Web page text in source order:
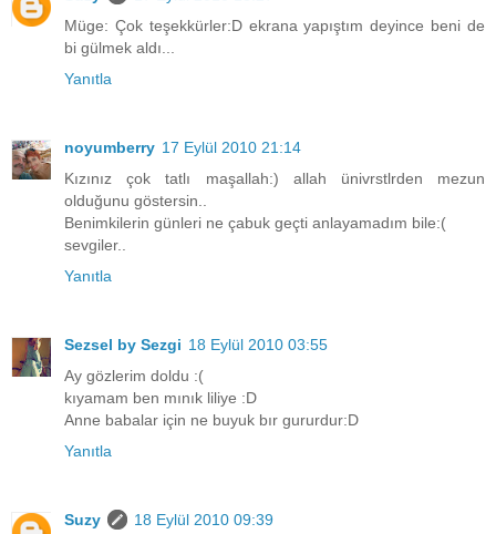
Müge: Çok teşekkürler:D ekrana yapıştım deyince beni de
bi gülmek aldı...
Yanıtla
noyumberry 17 Eylül 2010 21:14
Kızınız çok tatlı maşallah:) allah ünivrstlrden mezun
olduğunu göstersin..
Benimkilerin günleri ne çabuk geçti anlayamadım bile:(
sevgiler..
Yanıtla
Sezsel by Sezgi 18 Eylül 2010 03:55
Ay gözlerim doldu :(
kıyamam ben mınık liliye :D
Anne babalar için ne buyuk bır gururdur:D
Yanıtla
Suzy
18 Eylül 2010 09:39